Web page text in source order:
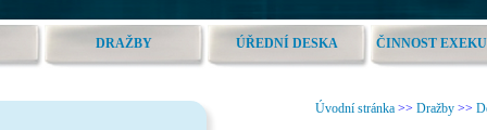
DRAŽBY ÚŘEDNÍ DESKA ČINNOST
Úvodní stránka >> Dražby >>